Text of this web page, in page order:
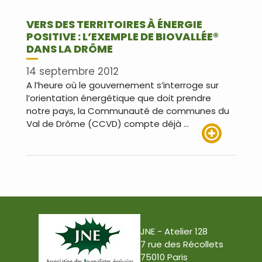
VERS DES TERRITOIRES À ÉNERGIE
POSITIVE : L’EXEMPLE DE BIOVALLÉE®
DANS LA DRÔME
14 septembre 2012
A l’heure où le gouvernement s’interroge sur
l’orientation énergétique que doit prendre
notre pays, la Communauté de communes du
Val de Drôme (CCVD) compte déjà …
JNE - Atelier 128
7 rue des Récollets
75010 Paris